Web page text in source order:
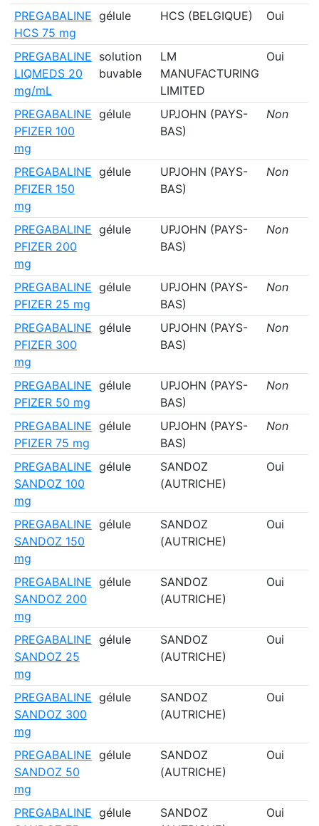
PREGABALINE
HCS 75 mg
gélule HCS (BELGIQUE) Oui
PREGABALINE
LIQMEDS 20
mg/mL
solution
buvable
LM
MANUFACTURING
LIMITED
Oui
PREGABALINE
PFIZER 100
mg
gélule
UPJOHN (PAYS-
BAS)
Non
PREGABALINE
PFIZER 150
mg
gélule
UPJOHN (PAYS-
BAS)
Non
PREGABALINE
PFIZER 200
mg
gélule
UPJOHN (PAYS-
BAS)
Non
PREGABALINE
PFIZER 25 mg
gélule
UPJOHN (PAYS-
BAS)
Non
PREGABALINE
PFIZER 300
mg
gélule
UPJOHN (PAYS-
BAS)
Non
PREGABALINE
PFIZER 50 mg
gélule
UPJOHN (PAYS-
BAS)
Non
PREGABALINE
PFIZER 75 mg
gélule
UPJOHN (PAYS-
BAS)
Non
PREGABALINE
SANDOZ 100
mg
gélule
SANDOZ
(AUTRICHE)
Oui
PREGABALINE
SANDOZ 150
mg
gélule
SANDOZ
(AUTRICHE)
Oui
PREGABALINE
SANDOZ 200
mg
gélule
SANDOZ
(AUTRICHE)
Oui
PREGABALINE
SANDOZ 25
mg
gélule
SANDOZ
(AUTRICHE)
Oui
PREGABALINE
SANDOZ 300
mg
gélule
SANDOZ
(AUTRICHE)
Oui
PREGABALINE
SANDOZ 50
mg
gélule
SANDOZ
(AUTRICHE)
Oui
PREGABALINE gélule
SANDOZ
Oui